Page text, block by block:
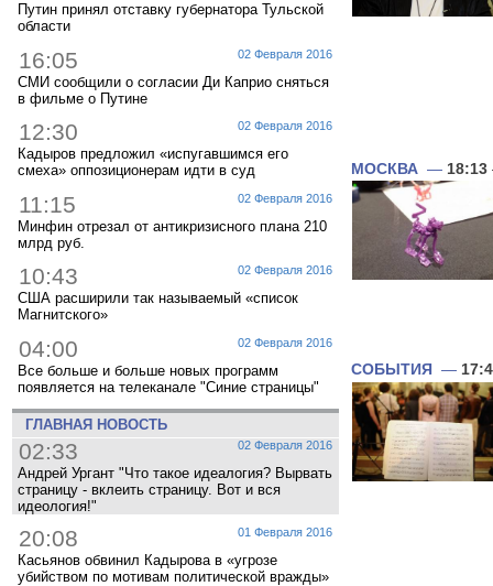
Путин принял отставку губернатора Тульской
области
02 Февраля 2016
16:05
СМИ сообщили о согласии Ди Каприо сняться
в фильме о Путине
02 Февраля 2016
12:30
Кадыров предложил «испугавшимся его
смеха» оппозиционерам идти в суд
02 Февраля 2016
11:15
Минфин отрезал от антикризисного плана 210
млрд руб.
02 Февраля 2016
10:43
США расширили так называемый «список
Магнитского»
02 Февраля 2016
04:00
Все больше и больше новых программ
появляется на телеканале "Синие страницы"
ГЛАВНАЯ НОВОСТЬ
02 Февраля 2016
02:33
Андрей Ургант "Что такое идеалогия? Вырвать
страницу - вклеить страницу. Вот и вся
идеология!"
01 Февраля 2016
20:08
Касьянов обвинил Кадырова в «угрозе
убийством по мотивам политической вражды»
МОСКВА — 18:13
СОБЫТИЯ —